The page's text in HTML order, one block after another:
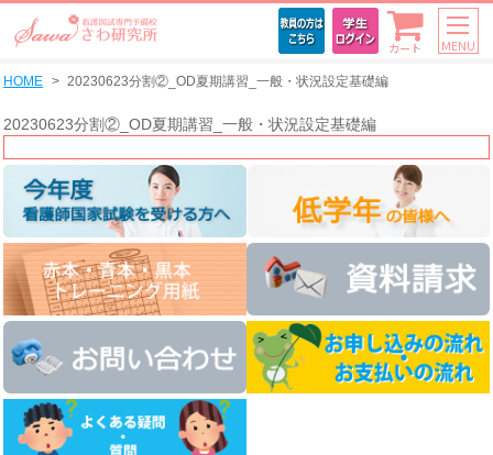
カート MENU
HOME 20230623分割②_OD夏期講習_一般・状況設定基礎編
20230623分割②_OD夏期講習_一般・状況設定基礎編